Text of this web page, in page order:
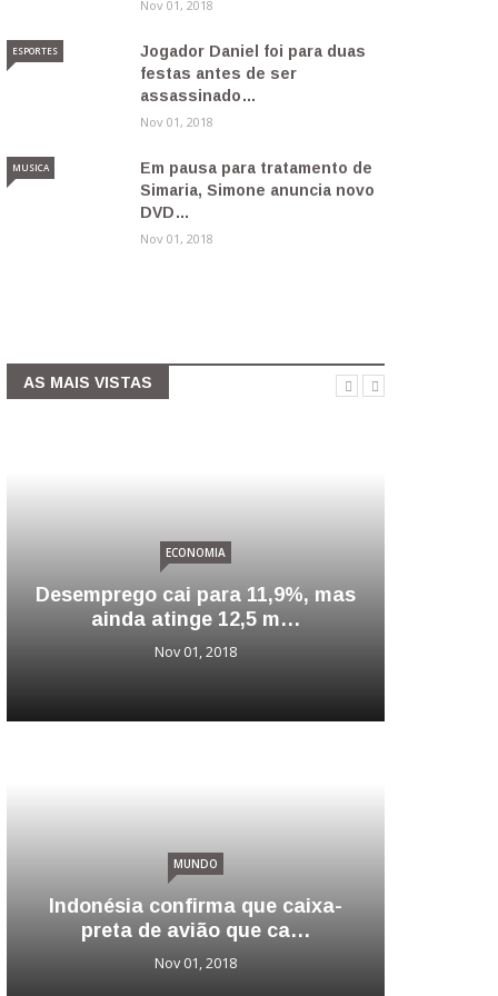
Nov 01, 2018
Jogador Daniel foi para duas
festas antes de ser
assassinado…
ESPORTES
Nov 01, 2018
Em pausa para tratamento de
Simaria, Simone anuncia novo
DVD…
MUSICA
Nov 01, 2018
AS MAIS VISTAS
Paulo Guedes: Permanência de
Ilan Goldfajn no Banc…
Nov 01, 2018
ECONOMIA
Trump começa a enviar 5,2 mil
homens para a fronte…
Nov 01, 2018
MUNDO